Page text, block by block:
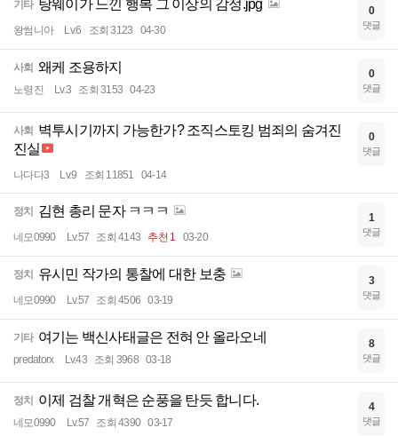
기타 탕웨이가 느낀 행복 그 이상의 감정.jpg
왕썸니아 Lv.6 조회 3123 04-30
0
댓글
사회 왜케 조용하지
노령진 Lv.3 조회 3153 04-23
0
댓글
사회
벽투시기까지 가능한가? 조직스토킹 범죄의 숨겨진
진실
나다다3 Lv.9 조회 11851 04-14
0
댓글
정치 김현 총리 문자 ㅋㅋㅋ
네모0990 Lv.57 조회 4143 추천 1 03-20
1
댓글
정치 유시민 작가의 통찰에 대한 보충
네모0990 Lv.57 조회 4506 03-19
3
댓글
기타 여기는 백신사태글은 전혀 안 올라오네
predatorx Lv.43 조회 3968 03-18
8
댓글
정치 이제 검찰 개혁은 순풍을 탄듯 합니다.
네모0990 Lv.57 조회 4390 03-17
4
댓글